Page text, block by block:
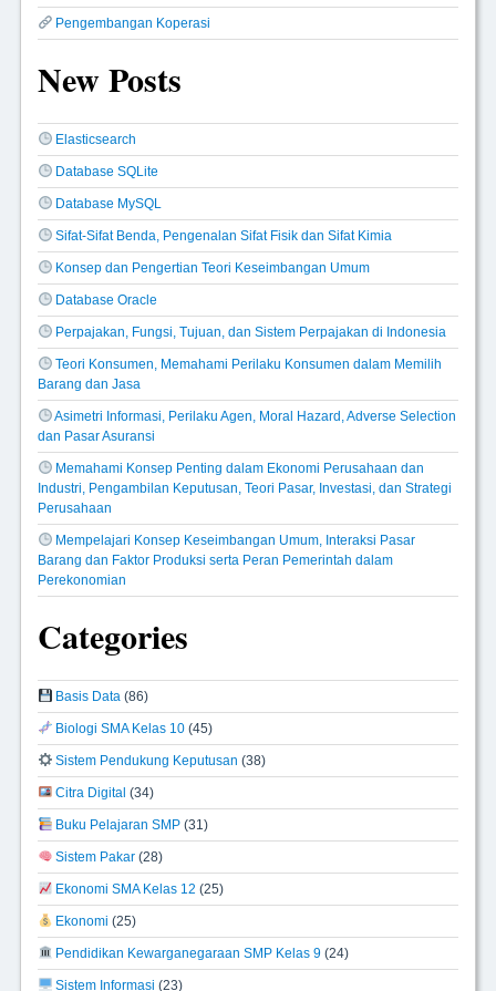
Pengembangan Koperasi
New Posts
Elasticsearch
Database SQLite
Database MySQL
Sifat-Sifat Benda, Pengenalan Sifat Fisik dan Sifat Kimia
Konsep dan Pengertian Teori Keseimbangan Umum
Database Oracle
Perpajakan, Fungsi, Tujuan, dan Sistem Perpajakan di Indonesia
Teori Konsumen, Memahami Perilaku Konsumen dalam Memilih
Barang dan Jasa
Asimetri Informasi, Perilaku Agen, Moral Hazard, Adverse Selection
dan Pasar Asuransi
Memahami Konsep Penting dalam Ekonomi Perusahaan dan
Industri, Pengambilan Keputusan, Teori Pasar, Investasi, dan Strategi
Perusahaan
Mempelajari Konsep Keseimbangan Umum, Interaksi Pasar
Barang dan Faktor Produksi serta Peran Pemerintah dalam
Perekonomian
Categories
Basis Data (86)
Biologi SMA Kelas 10 (45)
Sistem Pendukung Keputusan (38)
Citra Digital (34)
Buku Pelajaran SMP (31)
Sistem Pakar (28)
Ekonomi SMA Kelas 12 (25)
Ekonomi (25)
Pendidikan Kewarganegaraan SMP Kelas 9 (24)
Sistem Informasi (23)